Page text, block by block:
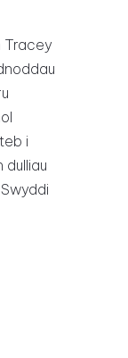
Tracey
i